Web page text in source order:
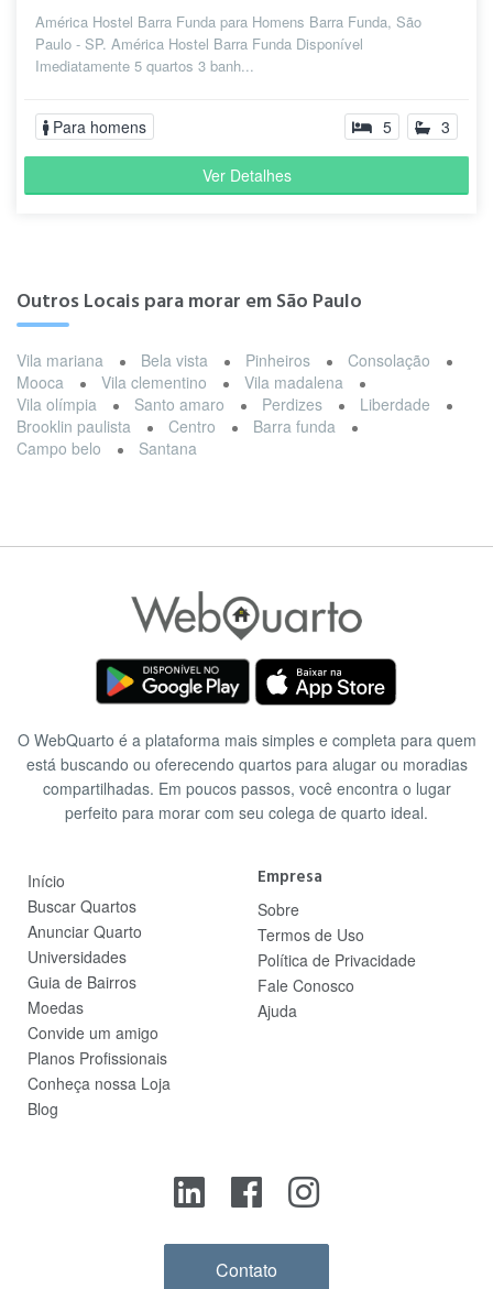
América Hostel Barra Funda para Homens Barra Funda, São
Paulo - SP. América Hostel Barra Funda Disponível
Imediatamente 5 quartos 3 banh...
Para homens 5 3
Ver Detalhes
Outros Locais para morar em São Paulo
Vila mariana Bela vista Pinheiros
Consolação
Mooca
Vila clementino
Vila madalena
Vila olímpia
Santo amaro Perdizes
Liberdade
Brooklin paulista
Centro
Barra funda
Campo belo
Santana
O WebQuarto é a plataforma mais simples e completa para quem
está buscando ou oferecendo quartos para alugar ou moradias
compartilhadas. Em poucos passos, você encontra o lugar
perfeito para morar com seu colega de quarto ideal.
Início
Buscar Quartos
Anunciar Quarto
Universidades
Guia de Bairros
Moedas
Convide um amigo
Planos Profissionais
Conheça nossa Loja
Blog
Empresa
Sobre
Termos de Uso
Política de Privacidade
Fale Conosco
Ajuda
Contato